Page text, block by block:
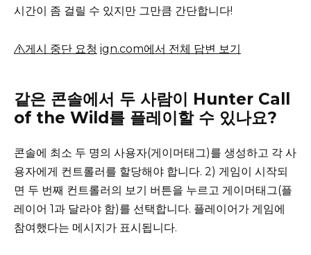
시간이 좀 걸릴 수 있지만 그만큼 간단합니다!
게시 중단 요청 ign.com에서 전체 답변 보기
같은 콘솔에서 두 사람이 Hunter Call
of the Wild를 플레이할 수 있나요?
콘솔에 최소 두 명의 사용자(게이머태그)를 생성하고 각 사
용자에게 컨트롤러를 할당해야 합니다. 2) 게임이 시작되
면 두 번째 컨트롤러의 보기 버튼을 누르고 게이머태그(플
레이어 1과 달라야 함)를 선택합니다. 플레이어가 게임에
참여했다는 메시지가 표시됩니다.